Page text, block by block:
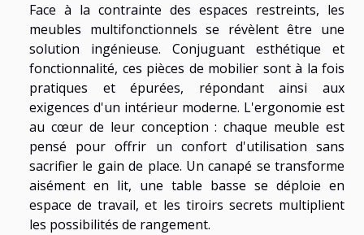
Face à la contrainte des espaces restreints, les
meubles multifonctionnels se révèlent être une
solution ingénieuse. Conjuguant esthétique et
fonctionnalité, ces pièces de mobilier sont à la fois
pratiques et épurées, répondant ainsi aux
exigences d'un intérieur moderne. L'ergonomie est
au cœur de leur conception : chaque meuble est
pensé pour offrir un confort d'utilisation sans
sacrifier le gain de place. Un canapé se transforme
aisément en lit, une table basse se déploie en
espace de travail, et les tiroirs secrets multiplient
les possibilités de rangement.